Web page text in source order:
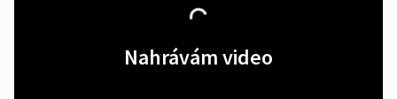
Nahrávám video